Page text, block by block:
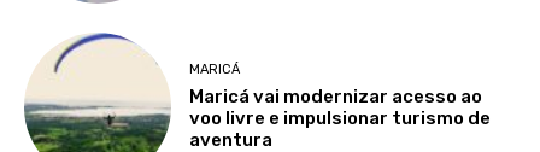
MARICÁ
Maricá vai modernizar acesso ao
voo livre e impulsionar turismo de
aventura